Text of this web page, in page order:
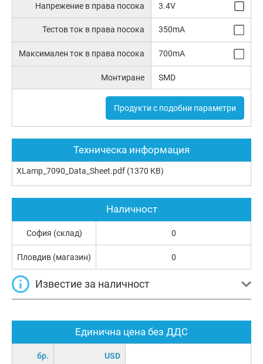
Напрежение в права посока 3.4V
Тестов ток в права посока 350mA
Максимален ток в права посока 700mA
Монтиране SMD
Продукти с подобни параметри
Техническа информация
XLamp_7090_Data_Sheet.pdf (1370 KB)
Единична цена без ДДС
бр. USD
Наличност
София (склад) 0
Пловдив (магазин) 0
Известие за наличност